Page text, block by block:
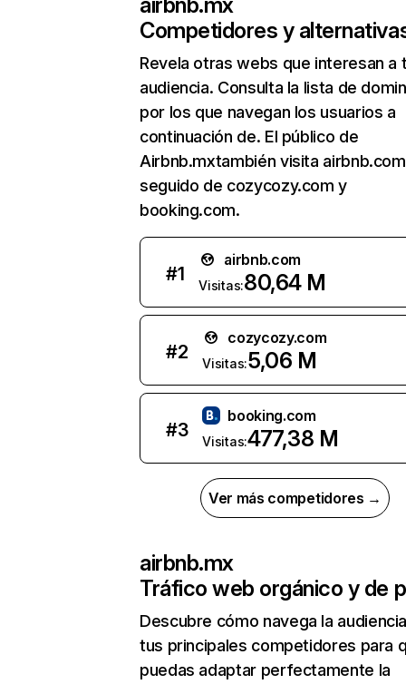
Competidores y
Revela otras webs que interesan a
audiencia. Consulta la lista de
por los que navegan los usuarios a
continuación de. El público de
Airbnb.mxtambién visita
seguido de cozycozy.com y
booking.com.
#1
airbnb.com
Visitas:80,64 M
#2
cozycozy.com
Visitas:5,06 M
#3
booking.com
Visitas:477,38 M
Ver más competidores →
airbnb.mx
Tráfico web orgánico y de
Descubre cómo navega la
tus principales competidores para
puedas adaptar perfectamente la